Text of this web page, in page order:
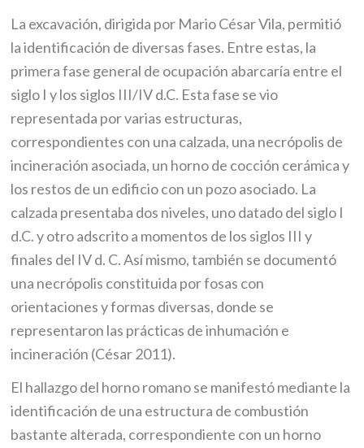
La excavación, dirigida por Mario César Vila, permitió
la identificación de diversas fases. Entre estas, la
primera fase general de ocupación abarcaría entre el
siglo I y los siglos III/IV d.C. Esta fase se vio
representada por varias estructuras,
correspondientes con una calzada, una necrópolis de
incineración asociada, un horno de cocción cerámica y
los restos de un edificio con un pozo asociado. La
calzada presentaba dos niveles, uno datado del siglo I
d.C. y otro adscrito a momentos de los siglos III y
finales del IV d. C. Así mismo, también se documentó
una necrópolis constituida por fosas con
orientaciones y formas diversas, donde se
representaron las prácticas de inhumación e
incineración (César 2011).
El hallazgo del horno romano se manifestó mediante la
identificación de una estructura de combustión
bastante alterada, correspondiente con un horno